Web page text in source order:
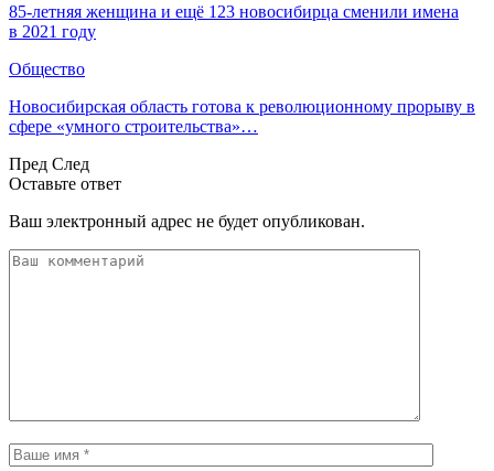
85-летняя женщина и ещё 123 новосибирца сменили имена
в 2021 году
Общество
Новосибирская область готова к революционному прорыву в
сфере «умного строительства»…
Пред След
Оставьте ответ
Ваш электронный адрес не будет опубликован.